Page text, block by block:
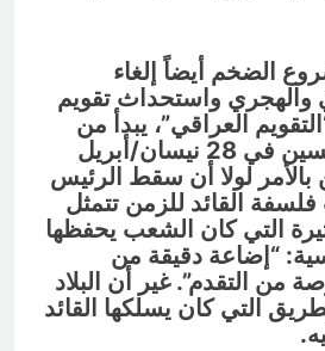
الضخم أيضاً إلغاء
والهجري واستحداث تقويم
العراقي”، يبدأ من
يوم ولادة صدام حسين في 28 نيسان/أبريل
بالأمر لولا أن سقط الرئيس
القائد للزمن تتمثل
التي كان الشعب يحفظها
“إضاعة دقيقة من
من التقدم”. غير أن البلاد
التي كان يسلكها القائد